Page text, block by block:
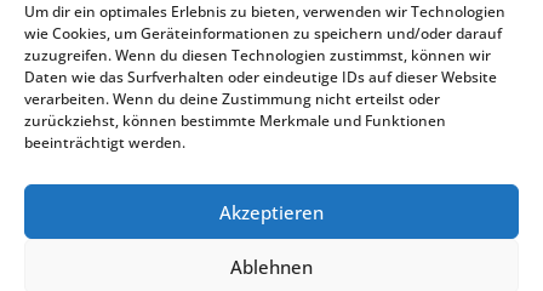
Um dir ein optimales Erlebnis zu bieten, verwenden wir Technologien
wie Cookies, um Geräteinformationen zu speichern und/oder darauf
zuzugreifen. Wenn du diesen Technologien zustimmst, können wir
Daten wie das Surfverhalten oder eindeutige IDs auf dieser Website
verarbeiten. Wenn du deine Zustimmung nicht erteilst oder
zurückziehst, können bestimmte Merkmale und Funktionen
beeinträchtigt werden.
Akzeptieren
Ablehnen
KEINE VERANSTALTUNGEN
Impressum
Datenschutzerklärung (EU)
Datenschutzerklärung
Haftungsausschluss
Cookie-Richtlinie (EU)
Satzung KVB